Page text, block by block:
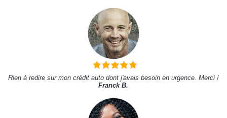
Rien à redire sur mon crédit auto dont j'avais besoin en urgence. Merci !
Franck B.